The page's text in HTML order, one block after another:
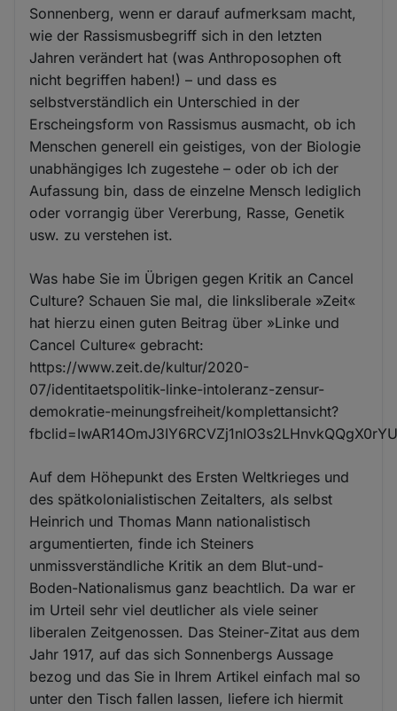
Sonnenberg, wenn er darauf aufmerksam macht,
wie der Rassismusbegriff sich in den letzten
Jahren verändert hat (was Anthroposophen oft
nicht begriffen haben!) – und dass es
selbstverständlich ein Unterschied in der
Erscheingsform von Rassismus ausmacht, ob ich
Menschen generell ein geistiges, von der Biologie
unabhängiges Ich zugestehe – oder ob ich der
Aufassung bin, dass de einzelne Mensch lediglich
oder vorrangig über Vererbung, Rasse, Genetik
usw. zu verstehen ist.
Was habe Sie im Übrigen gegen Kritik an Cancel
Culture? Schauen Sie mal, die linksliberale »Zeit«
hat hierzu einen guten Beitrag über »Linke und
Cancel Culture« gebracht:
https://www.zeit.de/kultur/2020-
07/identitaetspolitik-linke-intoleranz-zensur-
demokratie-meinungsfreiheit/komplettansicht?
Auf dem Höhepunkt des Ersten Weltkrieges und
des spätkolonialistischen Zeitalters, als selbst
Heinrich und Thomas Mann nationalistisch
argumentierten, finde ich Steiners
unmissverständliche Kritik an dem Blut-und-
Boden-Nationalismus ganz beachtlich. Da war er
im Urteil sehr viel deutlicher als viele seiner
liberalen Zeitgenossen. Das Steiner-Zitat aus dem
Jahr 1917, auf das sich Sonnenbergs Aussage
bezog und das Sie in Ihrem Artikel einfach mal so
unter den Tisch fallen lassen, liefere ich hiermit